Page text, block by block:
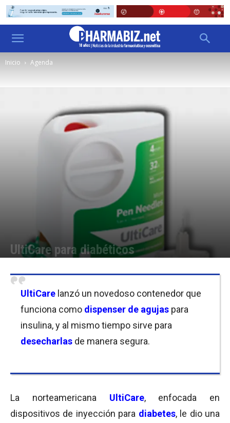
Inicio Agenda
UltiCare para diabéticos
UltiCare lanzó un novedoso contenedor que
funciona como dispenser de agujas para
insulina, y al mismo tiempo sirve para
desecharlas de manera segura.
La norteamericana UltiCare, enfocada en
dispositivos de inyección para diabetes, le dio una